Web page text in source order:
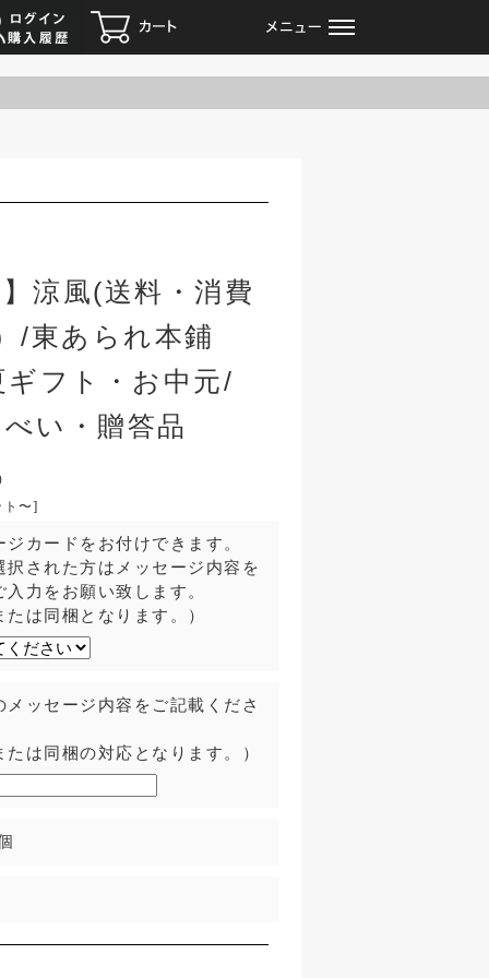
ログイン
涼風(送料・消費
東あられ本鋪
フト・お中元/
い・贈答品
〜]
ジカードをお付けできます。
された方はメッセージ内容を
入力をお願い致します。
たは同梱となります。）
メッセージ内容をご記載くださ
たは同梱の対応となります。）